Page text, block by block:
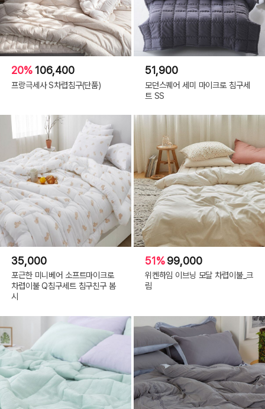
20% 106,400
프랑극세사 S차렵침구(단품)
51,900
모던스퀘어 세미 마이크로 침구세
트 SS
35,000
포근한 미니베어 소프트마이크로
차렵이불 Q침구세트 침구친구 봄
시
51%99,000
위켄하임 이브닝 모달 차렵이불_크
림